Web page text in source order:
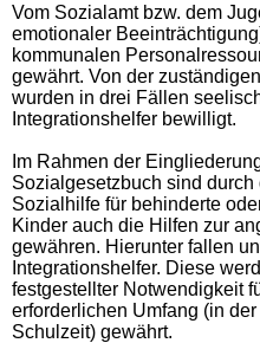
Vom Sozialamt bzw. dem
emotionaler
kommunalen
gewährt. Von der
wurden in drei Fällen
Integrationshelfer bewilligt.
Im Rahmen der
Sozialgesetzbuch sind
Sozialhilfe für behinderte
Kinder auch die Hilfen zur
gewähren. Hierunter fallen
Integrationshelfer. Diese
festgestellter Notwendigkeit
erforderlichen Umfang (in
Schulzeit) gewährt.